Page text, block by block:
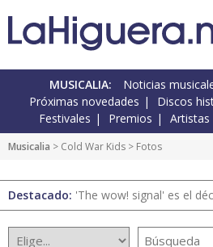
MUSICALIA: Noticias
Próximas novedades
Discos
Festivales
Premios Artistas
Musicalia > Cold War Kids > Fotos
Destacado: 'The wow! signal' es el